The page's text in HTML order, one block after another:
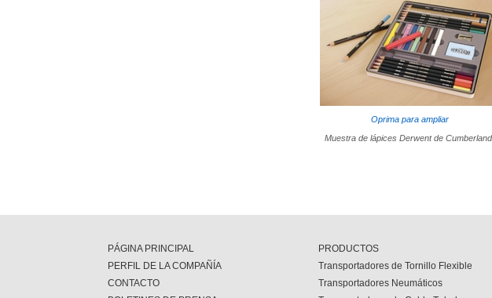
Oprima para ampliar
Muestra de lápices Derwent de Cumberland.
PÁGINA PRINCIPAL
PERFIL DE LA COMPAÑÍA
CONTACTO
PRODUCTOS
Transportadores de Tornillo Flexible
Transportadores Neumáticos